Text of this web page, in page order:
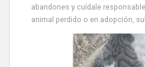
abandones y cuídale
animal perdido o en adopción,